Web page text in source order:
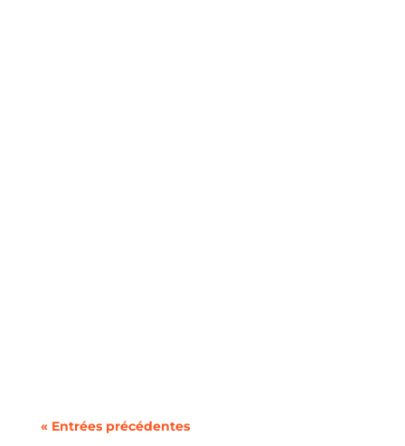
« Entrées précédentes